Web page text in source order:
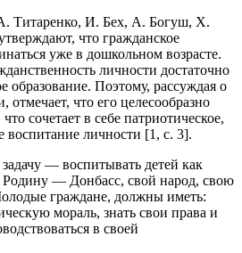
Титаренко, И. Бех, А. Богуш, Х.
что гражданское
уже в дошкольном возрасте.
личности достаточно
образование. Поэтому, рассуждая о
отмечает, что его целесообразно
сочетает в себе патриотическое,
воспитание личности [1, с. 3].
— воспитывать детей как
— Донбасс, свой народ, свою
граждане, должны иметь:
мораль, знать свои права и
в своей